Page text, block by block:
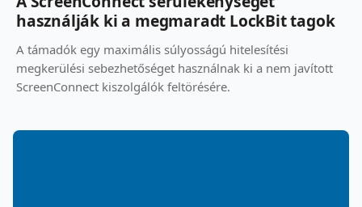
használják ki a megmaradt LockBit tagok
A támadók egy maximális súlyosságú hitelesítési
megkerülési sebezhetőséget használnak ki a nem javított
ScreenConnect kiszolgálók feltörésére.